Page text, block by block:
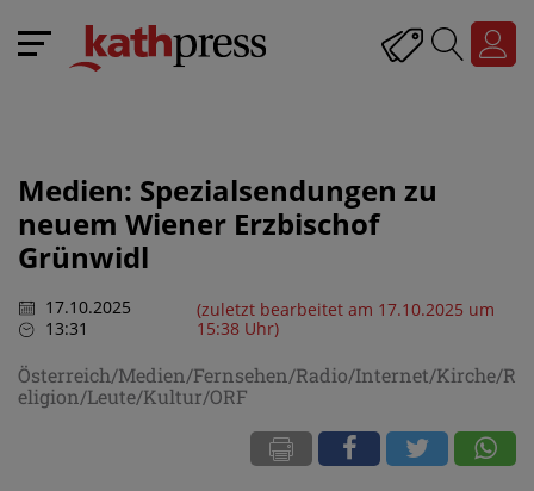
Medien: Spezialsendungen zu
neuem Wiener Erzbischof
Grünwidl
17.10.2025
13:31
(zuletzt bearbeitet am 17.10.2025 um
15:38 Uhr)
Österreich/Medien/Fernsehen/Radio/Internet/Kirche/R
eligion/Leute/Kultur/ORF